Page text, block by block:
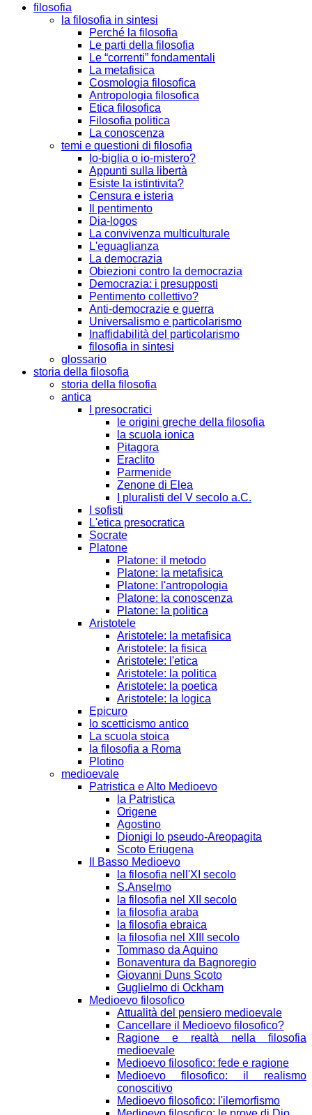
filosofia
la filosofia in sintesi
Perché la filosofia
Le parti della filosofia
Le “correnti” fondamentali
La metafisica
Cosmologia filosofica
Antropologia filosofica
Etica filosofica
Filosofia politica
La conoscenza
temi e questioni di filosofia
Io-biglia o io-mistero?
Appunti sulla libertà
Esiste la istintivita?
Censura e isteria
Il pentimento
Dia-logos
La convivenza multiculturale
L'eguaglianza
La democrazia
Obiezioni contro la democrazia
Democrazia: i presupposti
Pentimento collettivo?
Anti-democrazie e guerra
Universalismo e particolarismo
Inaffidabilità del particolarismo
filosofia in sintesi
glossario
storia della filosofia
storia della filosofia
antica
I presocratici
le origini greche della filosofia
la scuola ionica
Pitagora
Eraclito
Parmenide
Zenone di Elea
I pluralisti del V secolo a.C.
I sofisti
L'etica presocratica
Socrate
Platone
Platone: il metodo
Platone: la metafisica
Platone: l'antropologia
Platone: la conoscenza
Platone: la politica
Aristotele
Aristotele: la metafisica
Aristotele: la fisica
Aristotele: l'etica
Aristotele: la politica
Aristotele: la poetica
Aristotele: la logica
Epicuro
lo scetticismo antico
La scuola stoica
la filosofia a Roma
Plotino
medioevale
Patristica e Alto Medioevo
la Patristica
Origene
Agostino
Dionigi lo pseudo-Areopagita
Scoto Eriugena
Il Basso Medioevo
la filosofia nell'XI secolo
S.Anselmo
la filosofia nel XII secolo
la filosofia araba
la filosofia ebraica
la filosofia nel XIII secolo
Tommaso da Aquino
Bonaventura da Bagnoregio
Giovanni Duns Scoto
Guglielmo di Ockham
Medioevo filosofico
Attualità del pensiero medioevale
Cancellare il Medioevo filosofico?
Ragione e realtà nella filosofia
medioevale
Medioevo filosofico: fede e ragione
Medioevo filosofico: il realismo
conoscitivo
Medioevo filosofico: l'ilemorfismo